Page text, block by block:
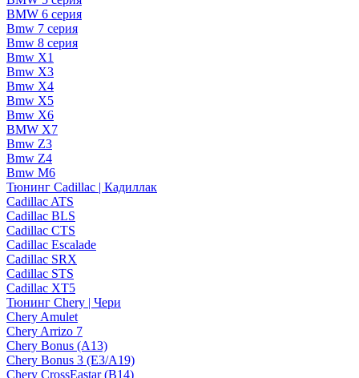
BMW 6 серия
Bmw 7 серия
Bmw 8 серия
Bmw X1
Bmw X3
Bmw X4
Bmw X5
Bmw X6
BMW X7
Bmw Z3
Bmw Z4
Bmw М6
Тюнинг Cadillac | Кадиллак
Cadillac ATS
Cadillac BLS
Cadillac CTS
Cadillac Escalade
Cadillac SRX
Cadillac STS
Cadillac XT5
Тюнинг Chery | Чери
Chery Amulet
Chery Arrizo 7
Chery Bonus (A13)
Chery Bonus 3 (E3/A19)
Chery CrossEastar (B14)